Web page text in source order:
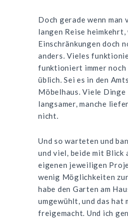
Doch gerade wenn man
langen Reise
Einschränkungen doch
anders. Vieles
funktioniert immer noch
üblich. Sei es in den
Möbelhaus. Viele Dinge
langsamer, manche
nicht.
Und so warteten und
und viel, beide mit Blick
eigenen jeweiligen
wenig Möglichkeiten
habe den Garten am
umgewühlt, und das
freigemacht. Und ich